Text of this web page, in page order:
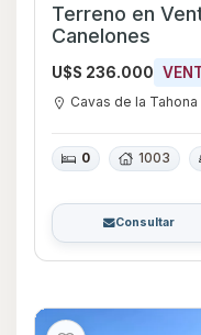
Terreno en Venta en Cavas de la
Canelones
U$S 236.000
Cavas de la Tahona
0 1003
Consultar